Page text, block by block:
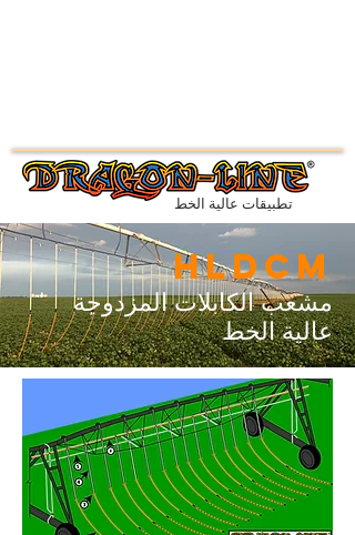
تطبيقات عالية الخط
HLDCM
مشعب الكابلات المزدوجة
عالية الخط